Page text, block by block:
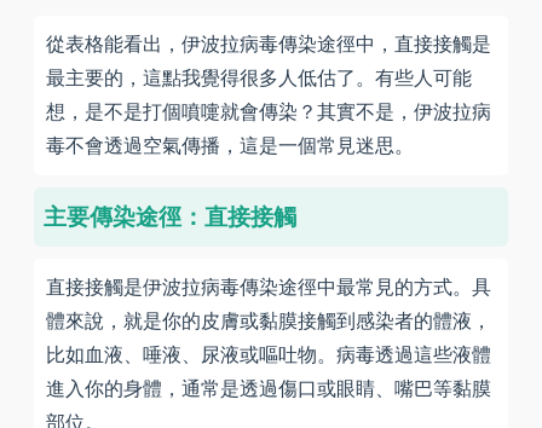
從表格能看出，伊波拉病毒傳染途徑中，直接接觸是
最主要的，這點我覺得很多人低估了。有些人可能
想，是不是打個噴嚏就會傳染？其實不是，伊波拉病
毒不會透過空氣傳播，這是一個常見迷思。
主要傳染途徑：直接接觸
直接接觸是伊波拉病毒傳染途徑中最常見的方式。具
體來說，就是你的皮膚或黏膜接觸到感染者的體液，
比如血液、唾液、尿液或嘔吐物。病毒透過這些液體
進入你的身體，通常是透過傷口或眼睛、嘴巴等黏膜
部位。